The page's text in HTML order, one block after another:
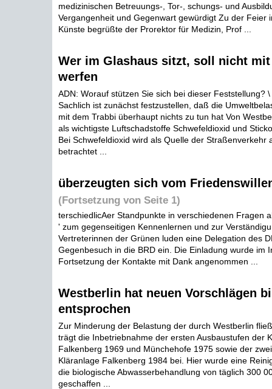
medizinischen Betreuungs-, Tor-, schungs- und
Vergangenheit und Gegenwart gewürdigt Zu der Feier
Künste begrüßte der Prorektor für Medizin, Prof ...
Wer im Glashaus sitzt, soll nicht mit
werfen
ADN: Worauf stützen Sie sich bei dieser Feststellung? \
Sachlich ist zunächst festzustellen, daß die
mit dem Trabbi überhaupt nichts zu tun hat Von
als wichtigste Luftschadstoffe Schwefeldioxid und
Bei Schwefeldioxid wird als Quelle der Straßenverkehr
betrachtet ...
überzeugten sich vom
(Fortsetzung von Seite 1)
terschiedlicAer Standpunkte in verschiedenen Fragen
' zum gegenseitigen Kennenlernen und zur
Vertreterinnen der Grünen luden eine Delegation des
Gegenbesuch in die BRD ein. Die Einladung wurde im
Fortsetzung der Kontakte mit Dank angenommen ...
Westberlin hat neuen Vorschlägen
entsprochen
Zur Minderung der Belastung der durch Westberlin
trägt die Inbetriebnahme der ersten Ausbaustufen der
Falkenberg 1969 und Münchehofe 1975 sowie der
Kläranlage Falkenberg 1984 bei. Hier wurde eine
die biologische Abwasserbehandlung von täglich 300
geschaffen ...